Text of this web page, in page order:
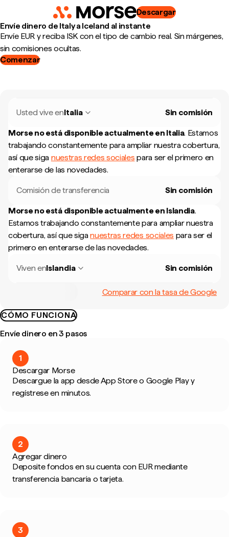
Descargar
Envíe dinero de Italy a Iceland al instante
Envíe EUR y reciba ISK con el tipo de cambio real. Sin márgenes,
sin comisiones ocultas.
Comenzar
Usted vive enItalia Sin comisión
Morse no está disponible actualmente en Italia. Estamos
trabajando constantemente para ampliar nuestra cobertura,
así que siga nuestras redes sociales para ser el primero en
enterarse de las novedades.
Comisión de transferencia Sin comisión
Morse no está disponible actualmente en Islandia.
Estamos trabajando constantemente para ampliar nuestra
cobertura, así que siganuestras redes sociales para ser el
primero en enterarse de las novedades.
Viven enIslandia Sin comisión
Comparar con la tasa de Google
CÓMO FUNCIONA
Envíe dinero en 3 pasos
1
Descargar Morse
Descargue la app desde App Store o Google Play y
regístrese en minutos.
2
Agregar dinero
Deposite fondos en su cuenta con EUR mediante
transferencia bancaria o tarjeta.
3